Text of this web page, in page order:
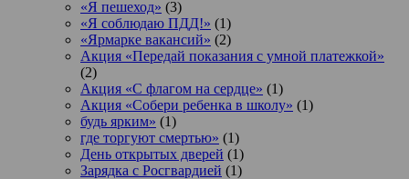
«Я пешеход» (3)
«Я соблюдаю ПДД!» (1)
«Ярмарке вакансий» (2)
Акция «Передай показания с умной платежкой»
(2)
Акция «С флагом на сердце» (1)
Акция «Собери ребенка в школу» (1)
будь ярким» (1)
где торгуют смертью» (1)
День открытых дверей (1)
Зарядка с Росгвардией (1)